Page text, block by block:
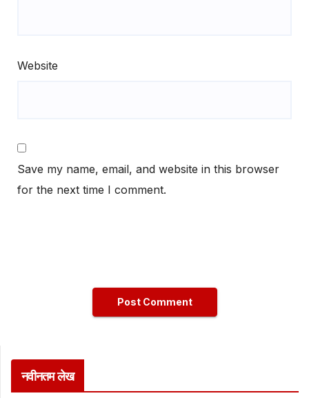
Website
Save my name, email, and website in this browser
for the next time I comment.
नवीनतम लेख